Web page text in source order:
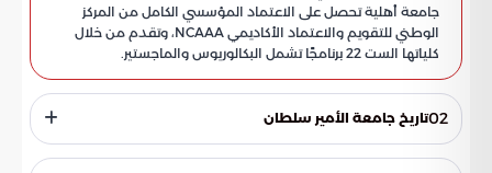
جامعة أهلية تحصل على الاعتماد المؤسسي الكامل من المركز
الوطني للتقويم والاعتماد الأكاديمي NCAAA، وتقدم من خلال
كلياتها الست 22 برنامجًا تشمل البكالوريوس والماجستير.
02تاريخ جامعة الأمير سلطان